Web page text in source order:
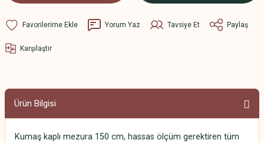
Yorum Yaz Tavsiye Et Paylaş
Karşılaştır
Ürün Bilgisi
Kumaş kaplı mezura 150 cm, hassas ölçüm gerektiren tüm